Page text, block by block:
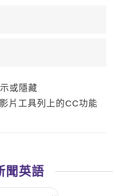
或隱藏
片工具列上的CC功能
聞英語